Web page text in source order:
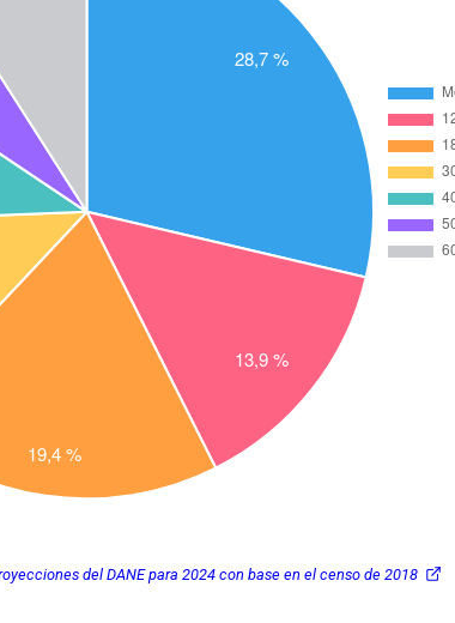
del DANE para 2024 con base en el censo de 2018